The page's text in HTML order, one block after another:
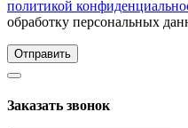
политикой
обработку персональных
Отправить
Заказать звонок